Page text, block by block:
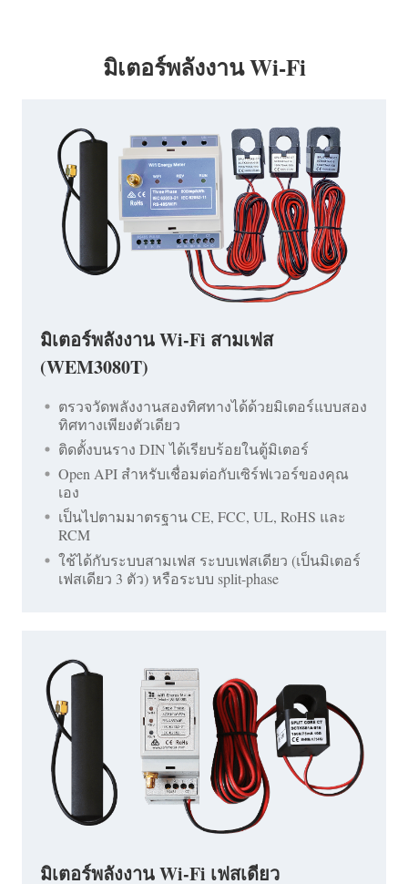
มิเตอร์พลังงาน Wi-Fi
มิเตอร์พลังงาน Wi-Fi สามเฟส
(WEM3080T)
ตรวจวัดพลังงานสองทิศทางได้ด้วยมิเตอร์แบบสอง
ทิศทางเพียงตัวเดียว
ติดตั้งบนราง DIN ได้เรียบร้อยในตู้มิเตอร์
Open API สำหรับเชื่อมต่อกับเซิร์ฟเวอร์ของคุณ
เอง
เป็นไปตามมาตรฐาน CE, FCC, UL, RoHS และ
RCM
ใช้ได้กับระบบสามเฟส ระบบเฟสเดียว (เป็นมิเตอร์
เฟสเดียว 3 ตัว) หรือระบบ split-phase
มิเตอร์พลังงาน Wi-Fi เฟสเดียว